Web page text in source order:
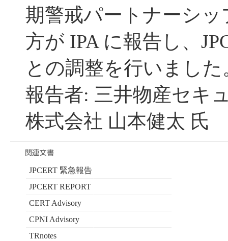
期警戒パートナーシ
方が IPA に報告し、
との調整を行いました
報告者: 三井物産セキ
株式会社 山本健太 氏
JPCERT 緊急報告
JPCERT REPORT
CERT Advisory
CPNI Advisory
TRnotes